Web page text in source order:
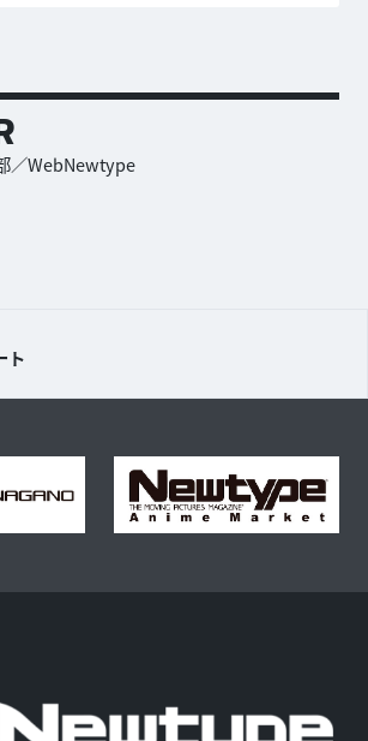
／WebNewtype
ト